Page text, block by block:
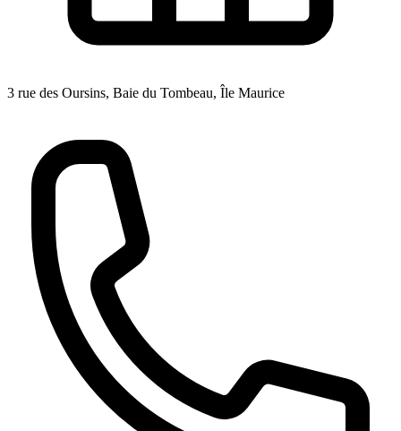
3 rue des Oursins, Baie du Tombeau, Île Maurice